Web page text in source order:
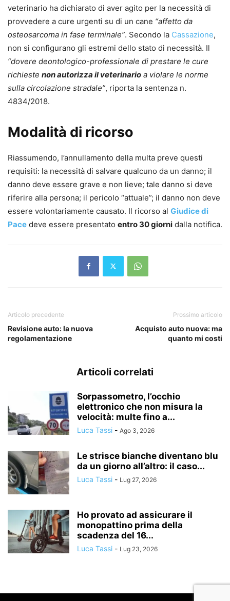
veterinario ha dichiarato di aver agito per la necessità di
provvedere a cure urgenti su di un cane “affetto da
osteosarcoma in fase terminale”. Secondo la Cassazione,
non si configurano gli estremi dello stato di necessità. Il
“dovere deontologico-professionale di prestare le cure
richieste non autorizza il veterinario a violare le norme
sulla circolazione stradale”, riporta la sentenza n.
4834/2018.
Modalità di ricorso
Riassumendo, l’annullamento della multa preve questi
requisiti: la necessità di salvare qualcuno da un danno; il
danno deve essere grave e non lieve; tale danno si deve
riferire alla persona; il pericolo “attuale”; il danno non deve
essere volontariamente causato. Il ricorso al Giudice di
Pace deve essere presentato entro 30 giorni dalla notifica.
Articolo precedente
Revisione auto: la nuova
regolamentazione
Prossimo articolo
Acquisto auto nuova: ma
quanto mi costi
Articoli correlati
Sorpassometro, l’occhio
elettronico che non misura la
velocità: multe fino a...
Luca Tassi - Ago 3, 2026
Le strisce bianche diventano blu
da un giorno all’altro: il caso...
Luca Tassi - Lug 27, 2026
Ho provato ad assicurare il
monopattino prima della
scadenza del 16...
Luca Tassi - Lug 23, 2026